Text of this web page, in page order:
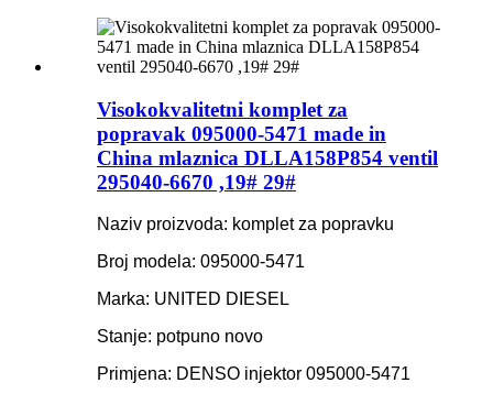
Visokokvalitetni komplet za
popravak 095000-5471 made in
China mlaznica DLLA158P854 ventil
295040-6670 ,19# 29#
Naziv proizvoda: komplet za popravku
Broj modela: 095000-5471
Marka: UNITED DIESEL
Stanje: potpuno novo
Primjena: DENSO injektor 095000-5471